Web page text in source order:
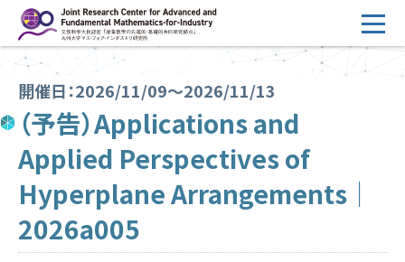
へ
HOME
2026年度公募
2026年度 随時募集枠 公募
採択研究・報告書一覧
開催日：2026/11/09～2026/11/13
（予告）Applications and
Applied Perspectives of
Hyperplane Arrangements｜
2026a005